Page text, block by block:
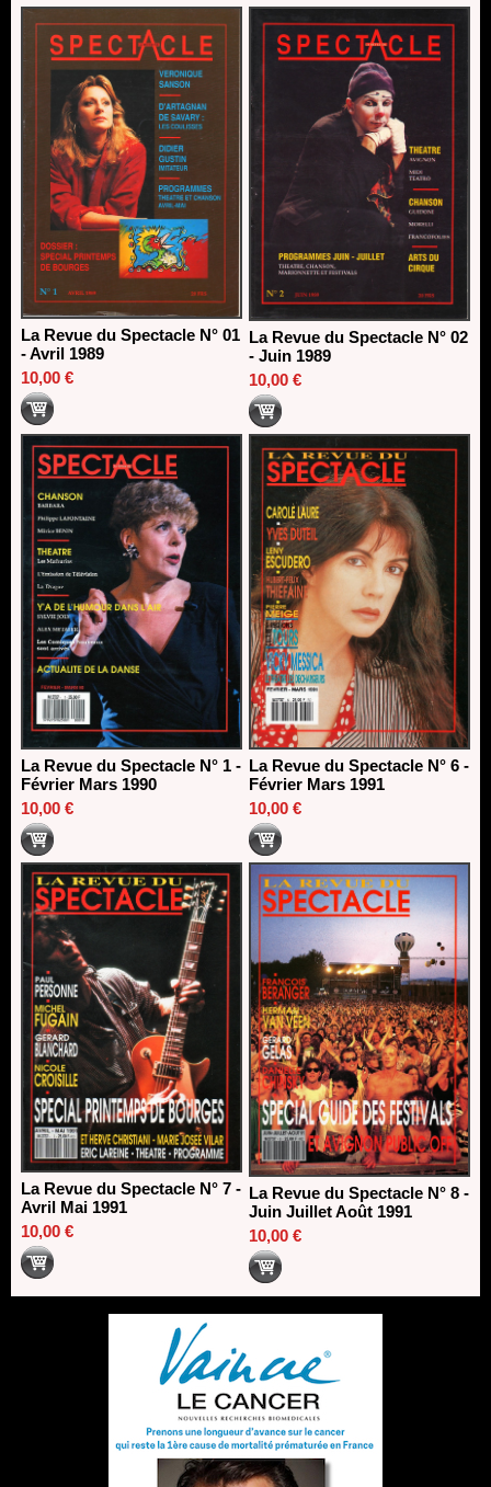
13/06/2026
Dispositif SACD Auteurs d'espaces : les lauréats 2026
18/03/2026
La Revue du Spectacle N° 01
- Avril 1989
10,00 €
La Revue du Spectacle N° 02
- Juin 1989
10,00 €
La Revue du Spectacle N° 1 -
Février Mars 1990
10,00 €
La Revue du Spectacle N° 6 -
Février Mars 1991
10,00 €
La Revue du Spectacle N° 7 -
Avril Mai 1991
10,00 €
La Revue du Spectacle N° 8 -
Juin Juillet Août 1991
10,00 €